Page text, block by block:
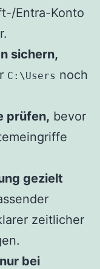
Entra-Konto
sichern,
C:\Users noch
prüfen, bevor
gezielt
zeitlicher
bei